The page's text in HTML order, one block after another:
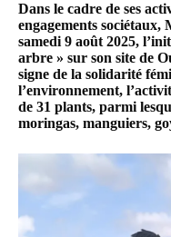
Dans le cadre de ses
engagements sociétaux,
samedi 9 août 2025,
arbre » sur son site de
signe de la solidarité
l’environnement,
de 31 plants, parmi
moringas, manguiers,